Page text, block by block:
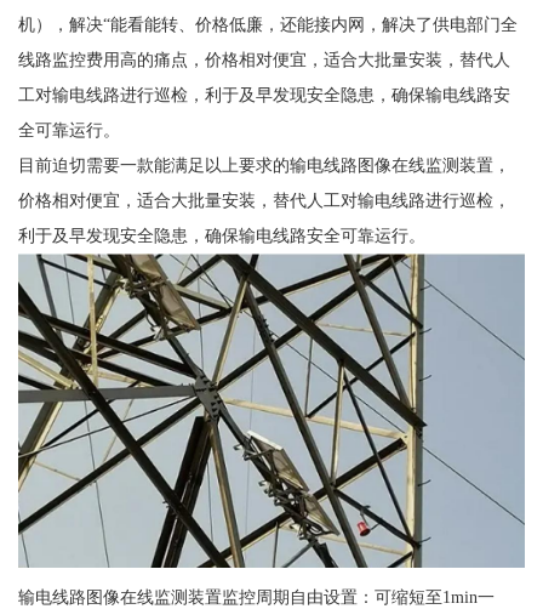
机），解决“能看能转、价格低廉，还能接内网，解决了供电部门全
线路监控费用高的痛点，价格相对便宜，适合大批量安装，替代人
工对输电线路进行巡检，利于及早发现安全隐患，确保输电线路安
全可靠运行。
目前迫切需要一款能满足以上要求的输电线路图像在线监测装置，
价格相对便宜，适合大批量安装，替代人工对输电线路进行巡检，
利于及早发现安全隐患，确保输电线路安全可靠运行。
输电线路图像在线监测装置监控周期自由设置：可缩短至1min一